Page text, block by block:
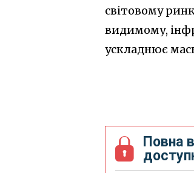
світовому
видимому,
ускладнює
Повна